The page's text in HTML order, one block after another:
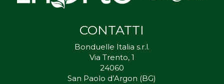
CONTATTI
Bonduelle Italia s.r.l.
Via Trento, 1
24060
San Paolo d’Argon (BG)